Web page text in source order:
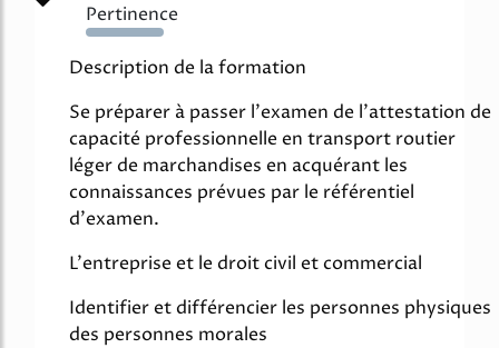
Pertinence
5114%
Description de la formation
Se préparer à passer l'examen de l'attestation de
capacité professionnelle en transport routier
léger de marchandises en acquérant les
connaissances prévues par le référentiel
d'examen.
L'entreprise et le droit civil et commercial
Identifier et différencier les personnes physiques
des personnes morales